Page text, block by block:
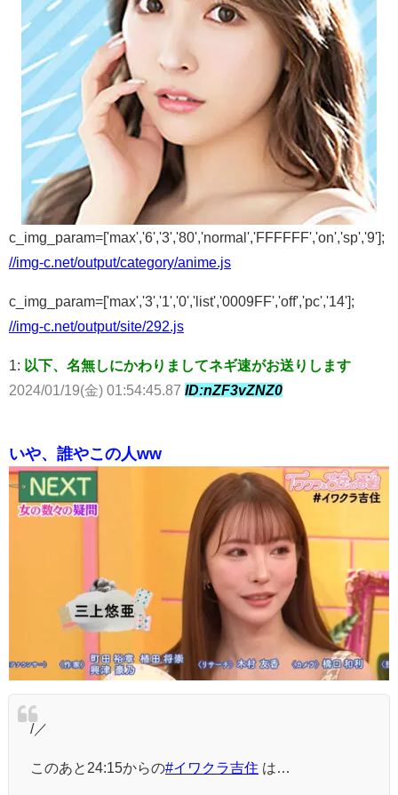
c_img_param=['max','6','3','80','normal','FFFFFF','on','sp','9'];
//img-c.net/output/category/anime.js
c_img_param=['max','3','1','0','list','0009FF','off','pc','14'];
//img-c.net/output/site/292.js
1: 以下、名無しにかわりましてネギ速がお送りします
2024/01/19(金) 01:54:45.87 ID:nZF3vZNZ0
いや、誰やこの人ww
/／
このあと24:15からの#イワクラ吉住 は…